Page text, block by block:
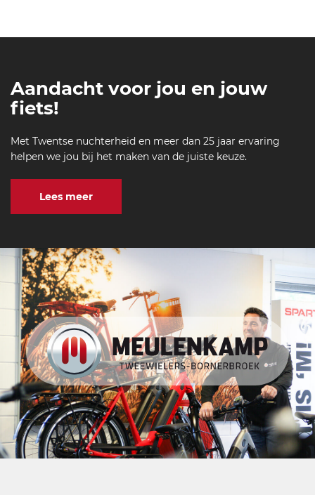
Aandacht voor jou en jouw
fiets!
Met Twentse nuchterheid en meer dan 25 jaar ervaring
helpen we jou bij het maken van de juiste keuze.
Lees meer